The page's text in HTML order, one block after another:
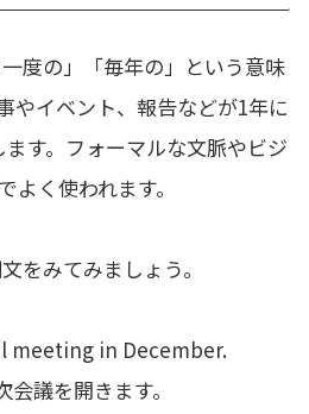
度の」「毎年の」という意味
やイベント、報告などが1年に
す。フォーマルな文脈やビジ
よく使われます。
をみてみましょう。
meeting in December.
議を開きます。